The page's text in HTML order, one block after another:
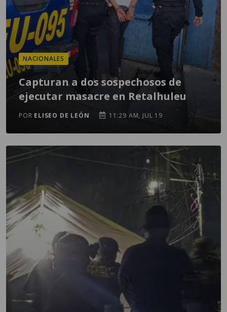
NACIONALES
Capturan a dos sospechosos de
ejecutar masacre en Retalhuleu
POR ELISEO DE LEÓN 11:29 AM, JUL 19